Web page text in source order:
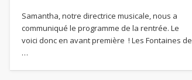
Samantha, notre directrice musicale, nous a
communiqué le programme de la rentrée. Le
voici donc en avant première ! Les Fontaines de
…